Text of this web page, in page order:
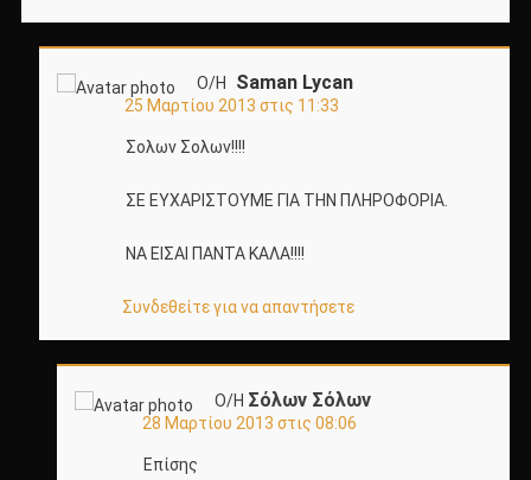
Ο/Η Saman Lycan
25 Μαρτίου 2013 στις 11:33
Σολων Σολων!!!!
ΣΕ ΕΥΧΑΡΙΣΤΟΥΜΕ ΓΙΑ ΤΗΝ ΠΛΗΡΟΦΟΡΙΑ.
ΝΑ ΕΙΣΑΙ ΠΑΝΤΑ ΚΑΛΑ!!!!
Συνδεθείτε για να απαντήσετε
Ο/Η Σόλων Σόλων
28 Μαρτίου 2013 στις 08:06
Επίσης